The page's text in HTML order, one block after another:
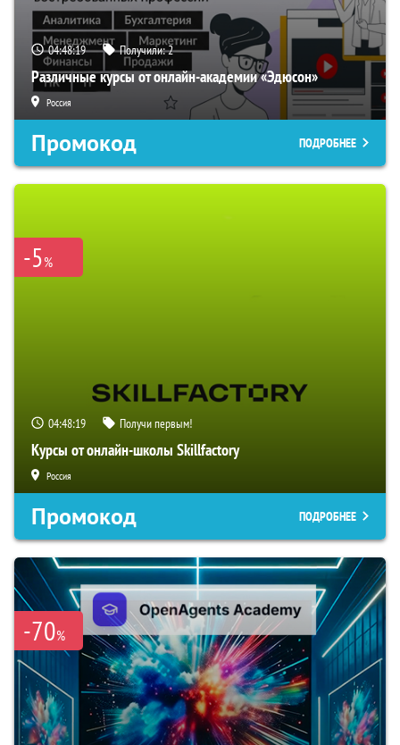
04:48:18 Получили:2
Различные курсы от онлайн-академии «Эдюсон»
Россия
Промокод ПОДРОБНЕЕ
-5%
04:48:18 Получи первым!
Курсы от онлайн-школы Skillfactory
Россия
Промокод ПОДРОБНЕЕ
-70%